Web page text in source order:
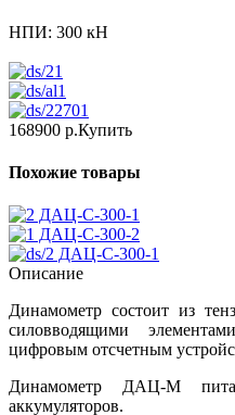
НПИ: 300 кН
168900 р.Купить
Похожие товары
ДАЦ-С-300-1
ДАЦ-С-300-2
ДАЦ-С-300-1
Описание
Динамометр состоит из
силовводящими
цифровым отсчетным
Динамометр ДАЦ-М
аккумуляторов.